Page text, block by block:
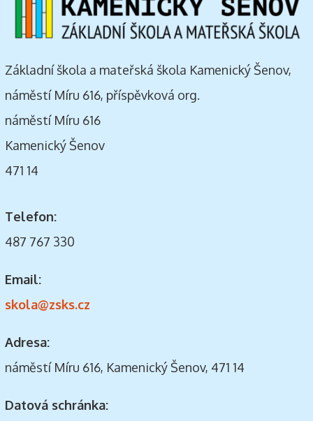
Základní škola a mateřská škola Kamenický Šenov,
náměstí Míru 616, příspěvková org.
náměstí Míru 616
Kamenický Šenov
471 14
Telefon:
487 767 330
Email:
skola@zsks.cz
Adresa:
náměstí Míru 616, Kamenický Šenov, 471 14
Datová schránka: